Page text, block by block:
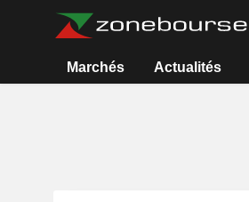
Marchés Actualités